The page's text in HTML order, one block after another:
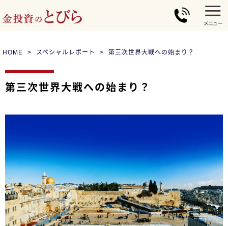
HOME スペシャルレポート 第三次世界大戦への始まり？
第三次世界大戦への始まり？